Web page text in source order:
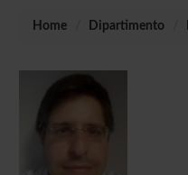
Home Dipartimento